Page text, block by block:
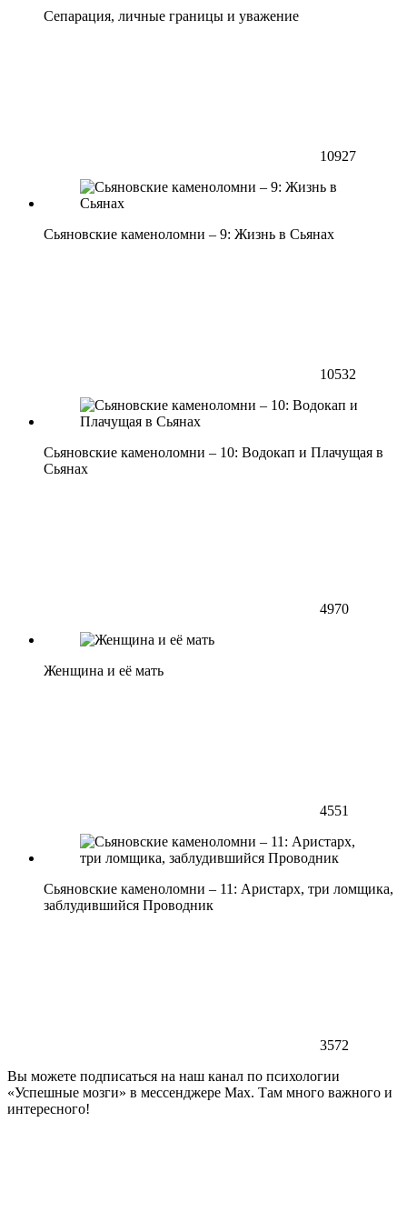
Сепарация, личные границы и уважение
10927
Сьяновские каменоломни – 9: Жизнь в Сьянах
10532
Сьяновские каменоломни – 10: Водокап и Плачущая в
Сьянах
4970
Женщина и её мать
4551
Сьяновские каменоломни – 11: Аристарх, три ломщика,
заблудившийся Проводник
3572
Вы можете подписаться на наш канал по психологии
«Успешные мозги» в мессенджере Max. Там много важного и
интересного!